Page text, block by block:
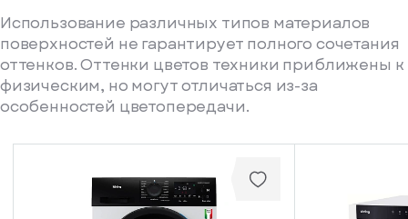
Использование различных типов материалов
поверхностей не гарантирует полного сочетания
оттенков. Оттенки цветов техники приближены к
физическим, но могут отличаться из-за
особенностей цветопередачи.